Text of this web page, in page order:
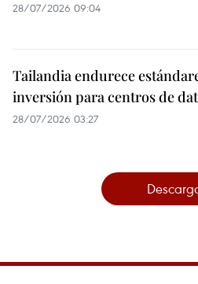
28/07/2026 09:04
Tailandia endurece
inversión para centros de
28/07/2026 03:27